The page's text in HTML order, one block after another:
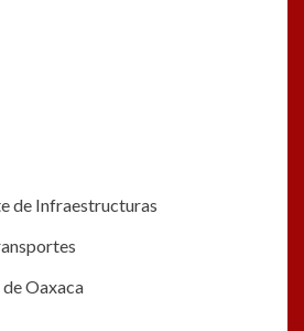
de Infraestructuras
Oaxaca